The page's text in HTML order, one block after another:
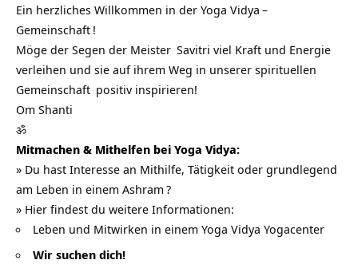
Ein herzliches Willkommen in der Yoga Vidya –
Gemeinschaft !
Möge der Segen der Meister Savitri viel Kraft und Energie
verleihen und sie auf ihrem Weg in unserer spirituellen
Gemeinschaft positiv inspirieren!
Om Shanti
ॐ
Mitmachen & Mithelfen bei Yoga Vidya:
» Du hast Interesse an Mithilfe, Tätigkeit oder grundlegend
am Leben in einem Ashram ?
» Hier findest du weitere Informationen:
Leben und Mitwirken in einem Yoga Vidya Yogacenter
Wir suchen dich!